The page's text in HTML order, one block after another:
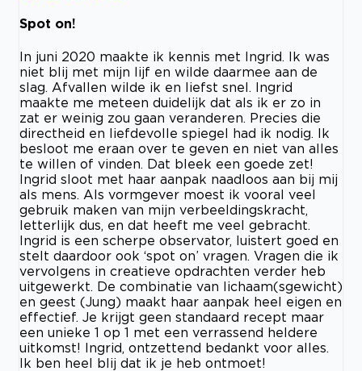
Spot on!
In juni 2020 maakte ik kennis met Ingrid. Ik was
niet blij met mijn lijf en wilde daarmee aan de
slag. Afvallen wilde ik en liefst snel. Ingrid
maakte me meteen duidelijk dat als ik er zo in
zat er weinig zou gaan veranderen. Precies die
directheid en liefdevolle spiegel had ik nodig. Ik
besloot me eraan over te geven en niet van alles
te willen of vinden. Dat bleek een goede zet!
Ingrid sloot met haar aanpak naadloos aan bij mij
als mens. Als vormgever moest ik vooral veel
gebruik maken van mijn verbeeldingskracht,
letterlijk dus, en dat heeft me veel gebracht.
Ingrid is een scherpe observator, luistert goed en
stelt daardoor ook ‘spot on’ vragen. Vragen die ik
vervolgens in creatieve opdrachten verder heb
uitgewerkt. De combinatie van lichaam(sgewicht)
en geest (Jung) maakt haar aanpak heel eigen en
effectief. Je krijgt geen standaard recept maar
een unieke 1 op 1 met een verrassend heldere
uitkomst! Ingrid, ontzettend bedankt voor alles.
Ik ben heel blij dat ik je heb ontmoet!